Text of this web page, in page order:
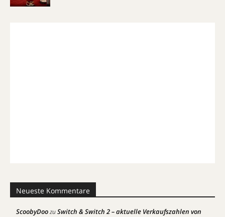
Neueste Kommentare
ScoobyDoozuSwitch & Switch 2 – aktuelle Verkaufszahlen von